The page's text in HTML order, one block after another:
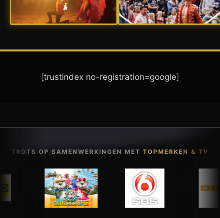
[trustindex no-registration=google]
TROTS OP SAMENWERKINGEN MET TOPMERKEN & TV